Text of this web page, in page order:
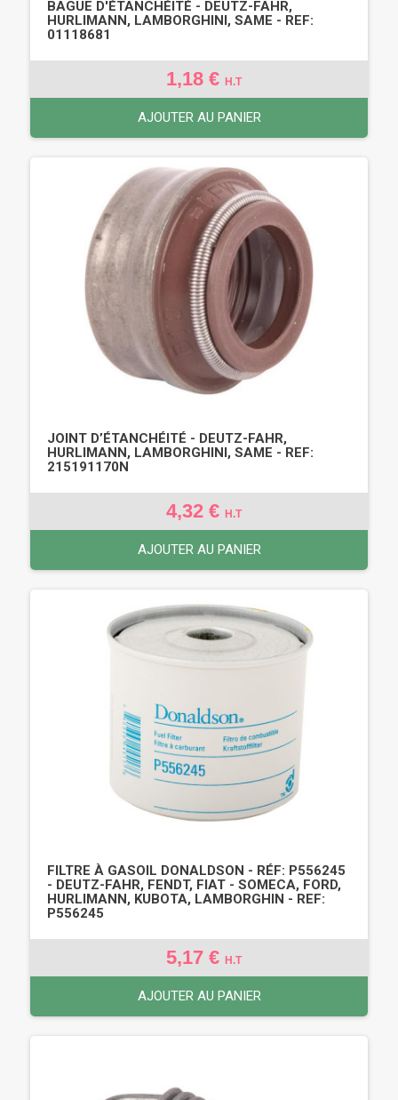
BAGUE D'ÉTANCHÉITÉ - DEUTZ-FAHR,
HURLIMANN, LAMBORGHINI, SAME - REF:
01118681
1,18 € H.T
AJOUTER AU PANIER
JOINT D’ÉTANCHÉITÉ - DEUTZ-FAHR,
HURLIMANN, LAMBORGHINI, SAME - REF:
215191170N
4,32 € H.T
AJOUTER AU PANIER
FILTRE À GASOIL DONALDSON - RÉF: P556245
- DEUTZ-FAHR, FENDT, FIAT - SOMECA, FORD,
HURLIMANN, KUBOTA, LAMBORGHIN - REF:
P556245
5,17 € H.T
AJOUTER AU PANIER